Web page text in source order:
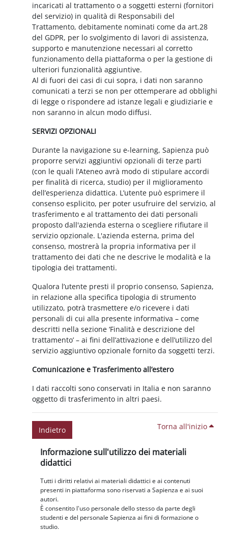
incaricati al trattamento o a soggetti esterni (fornitori
del servizio) in qualità di Responsabili del
Trattamento, debitamente nominati come da art.28
del GDPR, per lo svolgimento di lavori di assistenza,
supporto e manutenzione necessari al corretto
funzionamento della piattaforma o per la gestione di
ulteriori funzionalità aggiuntive.
Al di fuori dei casi di cui sopra, i dati non saranno
comunicati a terzi se non per ottemperare ad obblighi
di legge o rispondere ad istanze legali e giudiziarie e
non saranno in alcun modo diffusi.
SERVIZI OPZIONALI
Durante la navigazione su e-learning, Sapienza può
proporre servizi aggiuntivi opzionali di terze parti
(con le quali l’Ateneo avrà modo di stipulare accordi
per finalità di ricerca, studio) per il miglioramento
dell’esperienza didattica. L’utente può esprimere il
consenso esplicito, per poter usufruire del servizio, al
trasferimento e al trattamento dei dati personali
proposto dall'azienda esterna o scegliere rifiutare il
servizio opzionale. L'azienda esterna, prima del
consenso, mostrerà la propria informativa per il
trattamento dei dati che ne descrive le modalità e la
tipologia dei trattamenti.
Qualora l’utente presti il proprio consenso, Sapienza,
in relazione alla specifica tipologia di strumento
utilizzato, potrà trasmettere e/o ricevere i dati
personali di cui alla presente informativa – come
descritti nella sezione ‘Finalità e descrizione del
trattamento’ – ai fini dell’attivazione e dell’utilizzo del
servizio aggiuntivo opzionale fornito da soggetti terzi.
Comunicazione e Trasferimento all’estero
I dati raccolti sono conservati in Italia e non saranno
oggetto di trasferimento in altri paesi.
Indietro Torna all'inizio
Blocchi
Informazione sull'utilizzo dei materiali
didattici
Tutti i diritti relativi ai materiali didattici e ai contenuti
presenti in piattaforma sono riservati a Sapienza e ai suoi
autori.
È consentito l'uso personale dello stesso da parte degli
studenti e del personale Sapienza ai fini di formazione o
studio.